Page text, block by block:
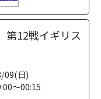
第12戦イギリス
09(日)
～00:15